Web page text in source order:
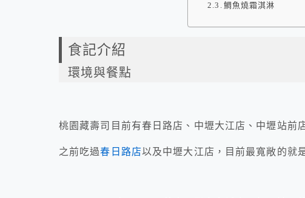
鯛魚燒霜淇淋
食記介紹
環境與餐點
桃園藏壽司目前有春日路店、中壢大江店、中壢站前
之前吃過春日路店以及中壢大江店，目前最寬敞的就